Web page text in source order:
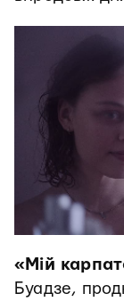
«Мій
Буадзе,